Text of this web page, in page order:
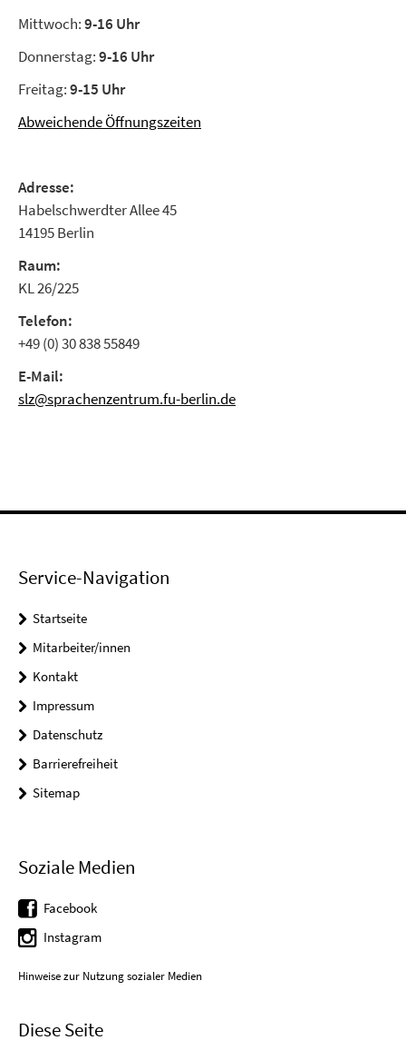
Mittwoch:9-16 Uhr
Donnerstag:9-16 Uhr
Freitag:9-15 Uhr
Abweichende Öffnungszeiten
Adresse:
Habelschwerdter Allee 45
14195 Berlin
Raum:
KL 26/225
Telefon:
+49 (0) 30 838 55849
E-Mail:
slz@sprachenzentrum.fu-berlin.de
Service-Navigation
Startseite
Mitarbeiter/innen
Kontakt
Impressum
Datenschutz
Barrierefreiheit
Sitemap
Soziale Medien
Facebook
Instagram
Hinweise zur Nutzung sozialer Medien
Diese Seite